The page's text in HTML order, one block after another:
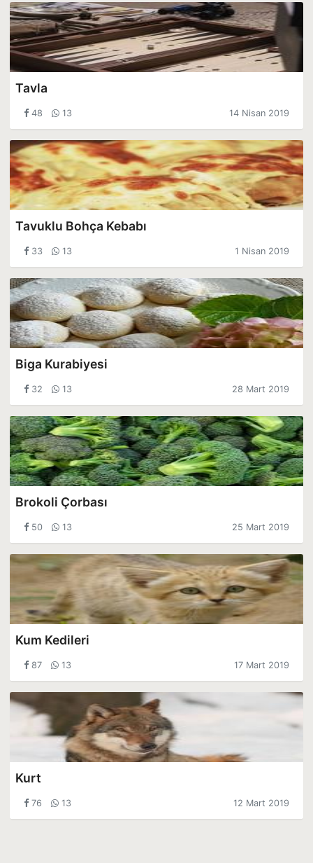
Tavla
48 13 14 Nisan 2019
Tavuklu Bohça Kebabı
33 13 1 Nisan 2019
Biga Kurabiyesi
32 13 28 Mart 2019
Brokoli Çorbası
50 13 25 Mart 2019
Kum Kedileri
87 13 17 Mart 2019
Kurt
76 13 12 Mart 2019